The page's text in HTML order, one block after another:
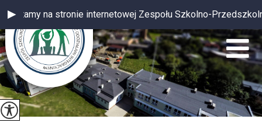
na stronie internetowej Zespołu Szkolno-Przedszkolnego z